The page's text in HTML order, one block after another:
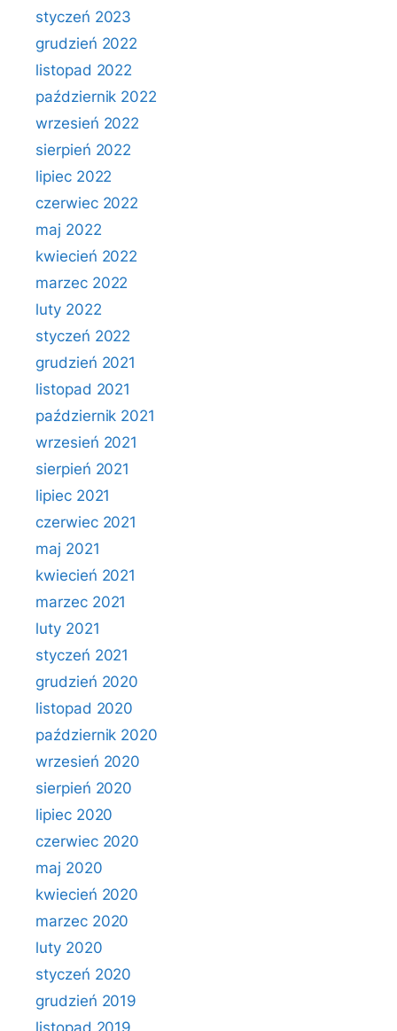
styczeń 2023
grudzień 2022
listopad 2022
październik 2022
wrzesień 2022
sierpień 2022
lipiec 2022
czerwiec 2022
maj 2022
kwiecień 2022
marzec 2022
luty 2022
styczeń 2022
grudzień 2021
listopad 2021
październik 2021
wrzesień 2021
sierpień 2021
lipiec 2021
czerwiec 2021
maj 2021
kwiecień 2021
marzec 2021
luty 2021
styczeń 2021
grudzień 2020
listopad 2020
październik 2020
wrzesień 2020
sierpień 2020
lipiec 2020
czerwiec 2020
maj 2020
kwiecień 2020
marzec 2020
luty 2020
styczeń 2020
grudzień 2019
listopad 2019